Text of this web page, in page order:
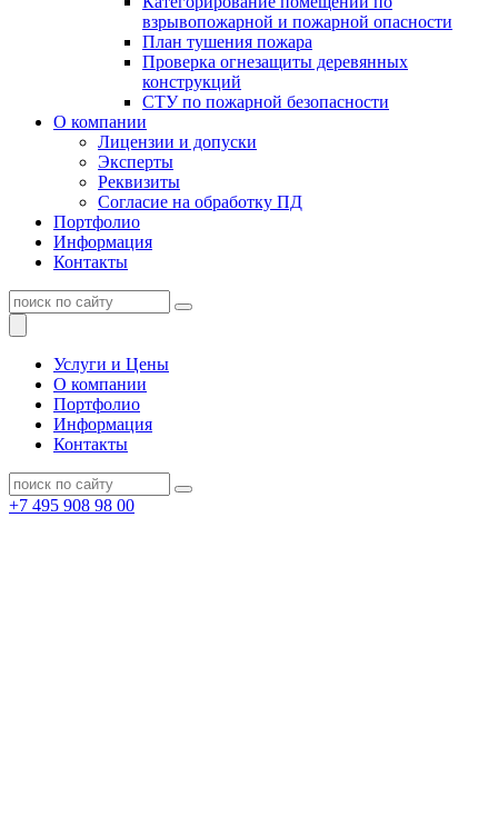
взрывопожарной и пожарной опасности
План тушения пожара
Проверка огнезащиты деревянных
конструкций
СТУ по пожарной безопасности
О компании
Лицензии и допуски
Эксперты
Реквизиты
Согласие на обработку ПД
Портфолио
Информация
Контакты
Услуги и Цены
О компании
Портфолио
Информация
Контакты
+7 495 908 98 00